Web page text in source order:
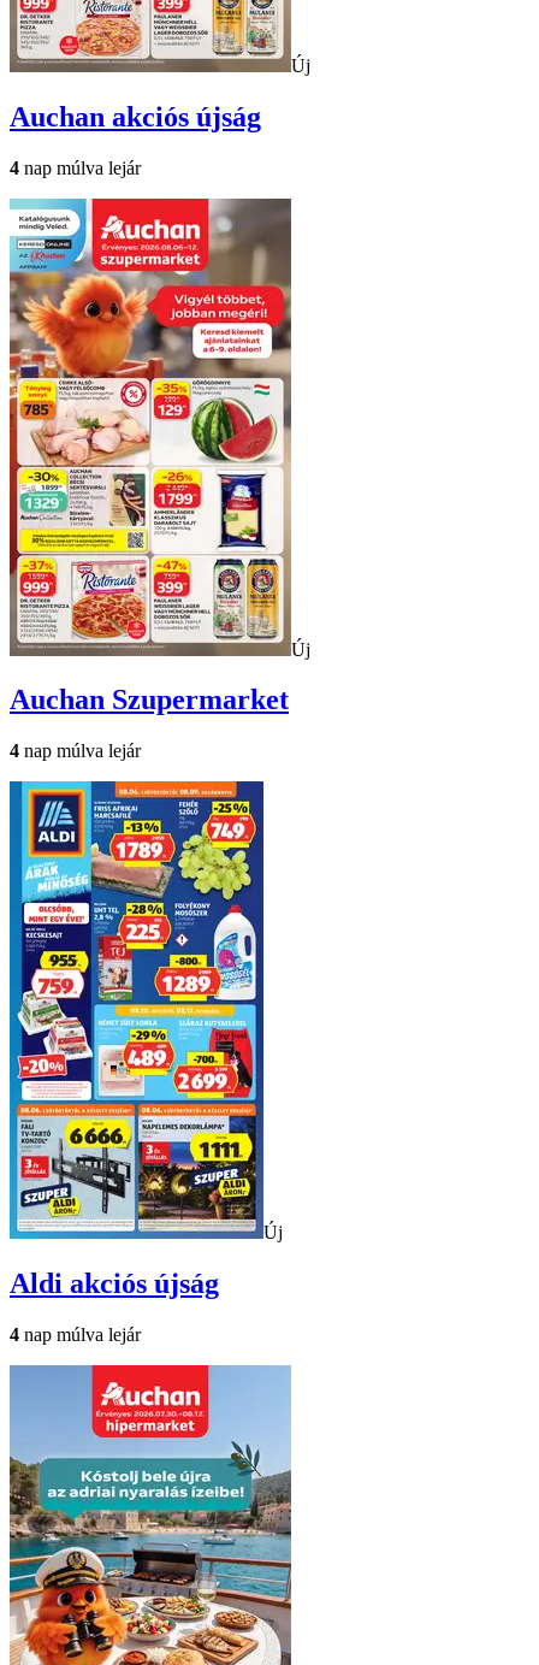
Új
Auchan akciós újság
4 nap múlva lejár
Új
Auchan Szupermarket
4 nap múlva lejár
Új
Aldi akciós újság
4 nap múlva lejár